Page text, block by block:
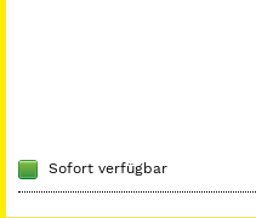
Sofort verfügbar